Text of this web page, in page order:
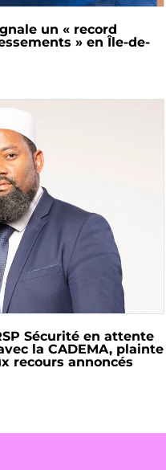
un « record
» en Île-de-
Sécurité en attente
la CADEMA, plainte
recours annoncés